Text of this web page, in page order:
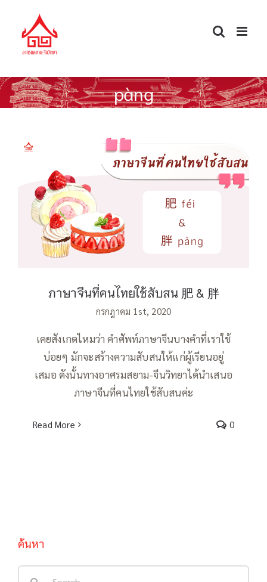
content
pàng
ภาษาจีนที่คนไทยใช้สับสน 肥 & 胖
ภาษาจีนที่คนไทยใช้สับสน 肥 & 胖
กรกฎาคม 1st, 2020
เคยสังเกตไหมว่า คำศัพท์ภาษาจีนบางคำที่เราใช้
บ่อยๆ มักจะสร้างความสับสนให้แก่ผู้เรียนอยู่
เสมอ ดังนั้นทางอาศรมสยาม-จีนวิทยาได้นำเสนอ
ภาษาจีนที่คนไทยใช้สับสนค่ะ
Read More 0
ค้นหา